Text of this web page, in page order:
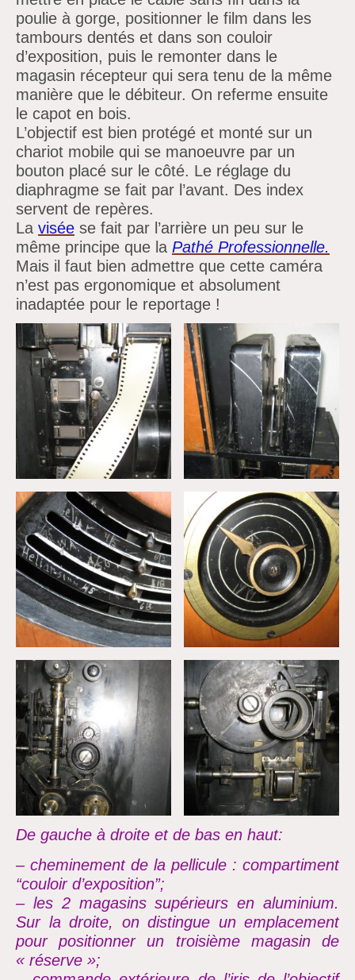
poulie à gorge, positionner le film dans les
tambours dentés et dans son couloir
d’exposition, puis le remonter dans le
magasin récepteur qui sera tenu de la même
manière que le débiteur. On referme ensuite
le capot en bois.
L’objectif est bien protégé et monté sur un
chariot mobile qui se manoeuvre par un
bouton placé sur le côté. Le réglage du
diaphragme se fait par l’avant. Des index
servent de repères.
La visée se fait par l’arrière un peu sur le
même principe que la Pathé Professionnelle.
Mais il faut bien admettre que cette caméra
n’est pas ergonomique et absolument
inadaptée pour le reportage !
De gauche à droite et de bas en haut:
– cheminement de la pellicule : compartiment
“couloir d’exposition”;
– les 2 magasins supérieurs en aluminium.
Sur la droite, on distingue un emplacement
pour positionner un troisième magasin de
« réserve »;